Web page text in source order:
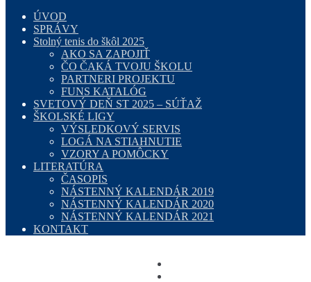
ÚVOD
SPRÁVY
Stolný tenis do škôl 2025
AKO SA ZAPOJIŤ
ČO ČAKÁ TVOJU ŠKOLU
PARTNERI PROJEKTU
FUNS KATALÓG
SVETOVÝ DEŇ ST 2025 – SÚŤAŽ
ŠKOLSKÉ LIGY
VÝSLEDKOVÝ SERVIS
LOGÁ NA STIAHNUTIE
VZORY A POMÔCKY
LITERATÚRA
ČASOPIS
NÁSTENNÝ KALENDÁR 2019
NÁSTENNÝ KALENDÁR 2020
NÁSTENNÝ KALENDÁR 2021
KONTAKT